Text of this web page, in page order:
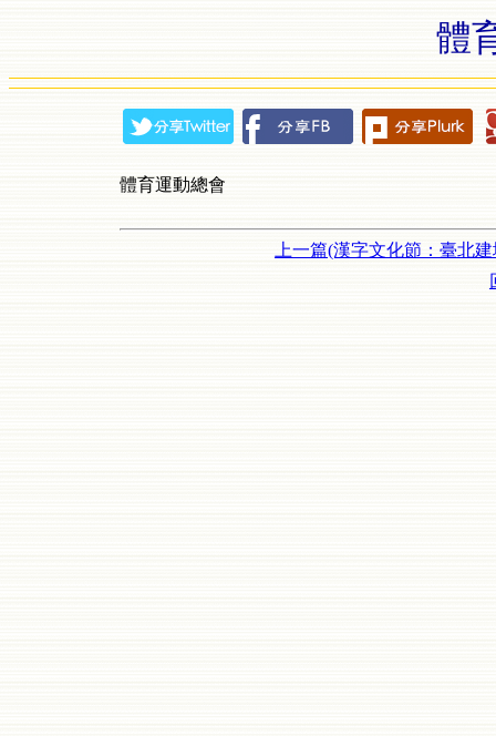
體
體育運動總會
上一篇(漢字文化節：臺北建